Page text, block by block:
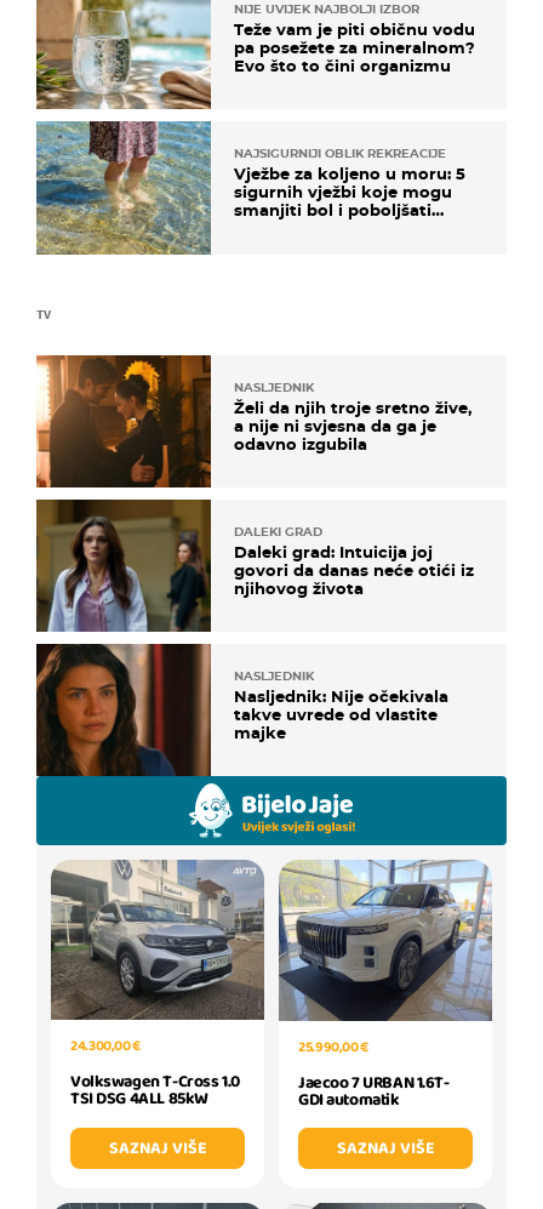
TV
NASLJEDNIK
Želi da njih troje sretno žive,
a nije ni svjesna da ga je
odavno izgubila
DALEKI GRAD
Daleki grad: Intuicija joj
govori da danas neće otići iz
njihovog života
NASLJEDNIK
Nasljednik: Nije očekivala
takve uvrede od vlastite
majke
NIJE UVIJEK NAJBOLJI IZBOR
Teže vam je piti običnu vodu
pa posežete za mineralnom?
Evo što to čini organizmu
NAJSIGURNIJI OBLIK REKREACIJE
Vježbe za koljeno u moru: 5
sigurnih vježbi koje mogu
smanjiti bol i poboljšati
24.300,00 €
Volkswagen T-Cross 1.0
TSI DSG 4ALL 85kW
SAZNAJ VIŠE
25.990,00 €
Jaecoo 7 URBAN 1.6T-
GDI automatik
SAZNAJ VIŠE